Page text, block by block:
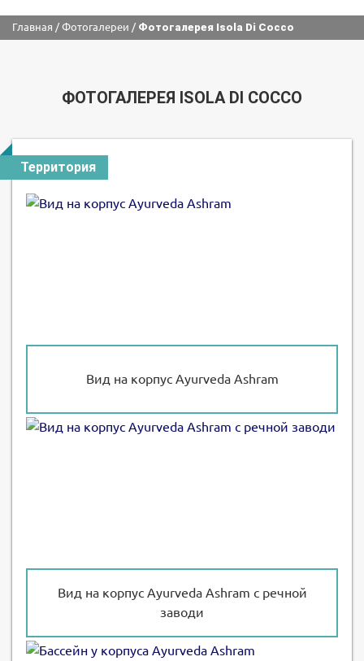
Главная / Фотогалереи / Фотогалерея Isola Di Cocco
ФОТОГАЛЕРЕЯ ISOLA DI COCCO
Территория
Вид на корпус Ayurveda Ashram
Вид на корпус Ayurveda Ashram с речной
заводи